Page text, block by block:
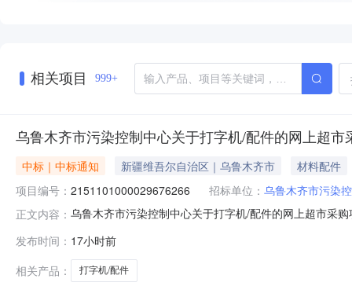
相关项目 999+
乌鲁木齐市污染控制中心关于打字机/配件的网上超市
中标｜中标通知 新疆维吾尔自治区｜乌鲁木齐市
材料配件
项目编号： 2151101000029676266 招标单位： 乌鲁木齐市污染
正文内容： 乌鲁木齐市污染控制中心关于打字机/配件的网上超市采
编码:650199项目所在行政区划名称:乌鲁木齐市本级报
发布时间： 17小时前
相关产品：
打字机/配件